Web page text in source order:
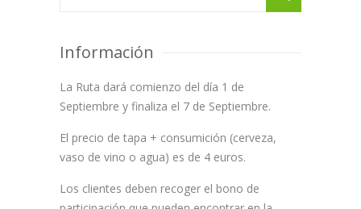
Información
La Ruta dará comienzo del día 1 de
Septiembre y finaliza el 7 de Septiembre.
El precio de tapa + consumición (cerveza,
vaso de vino o agua) es de 4 euros.
Los clientes deben recoger el bono de